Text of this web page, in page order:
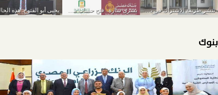
ننشر طريقة الاشتراك فى برنامج الخريجين 2022 للبنك...
بنوك